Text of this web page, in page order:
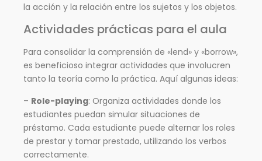
la acción y la relación entre los sujetos y los objetos.
Actividades prácticas para el aula
Para consolidar la comprensión de «lend» y «borrow»,
es beneficioso integrar actividades que involucren
tanto la teoría como la práctica. Aquí algunas ideas:
– Role-playing: Organiza actividades donde los
estudiantes puedan simular situaciones de
préstamo. Cada estudiante puede alternar los roles
de prestar y tomar prestado, utilizando los verbos
correctamente.